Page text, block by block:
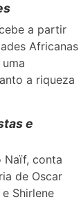
a partir
Africanas
a riqueza
e
Naïf, conta
de Oscar
Shirlene